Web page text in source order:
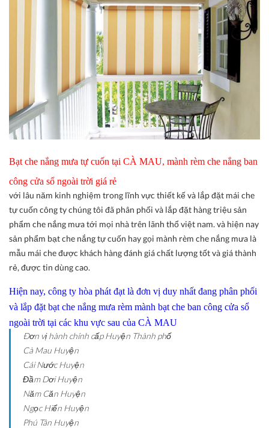
Bạt che nắng mưa tự cuốn tại CÀ MAU, mành rèm che nắng ban
công cửa sổ ngoài trời giá rẻ
với lâu năm kinh nghiệm trong lĩnh vực thiết kế và lắp đặt mái che
tự cuốn công ty chúng tôi đã phân phối và lắp đặt hàng triệu sản
phẩm che nắng mưa tới mọi nhà trên lãnh thổ việt nam. và hiện nay
sản phẩm bạt che nắng tự cuốn hay gọi mành rèm che nắng mưa là
mẫu mái che được khách hàng đánh giá chất lượng tốt và giá thành
rẻ, được tin dùng cao.
Hiện nay, công ty hòa phát đạt là đơn vị duy nhất đang phân phối
và lắp đặt bạt che nắng mưa rèm mành bạt che ban công cửa sổ
ngoài trời tại các khu vực sau của CÀ MAU
Ðơn vị hành chính cấp Huyện Thành phố
Cà Mau Huyện
Cái Nước Huyện
Đầm Dơi Huyện
Năm Căn Huyện
Ngọc Hiển Huyện
Phú Tân Huyện